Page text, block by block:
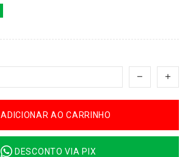
ADICIONAR AO CARRINHO
DESCONTO VIA PIX